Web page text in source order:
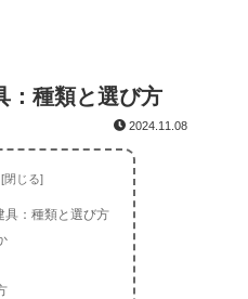
：種類と選び方
2024.11.08
具：種類と選び方